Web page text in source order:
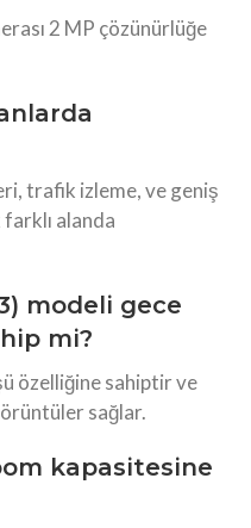
2 MP çözünürlüğe
trafik izleme, ve geniş
alanda
modeli gece
mi?
özelliğine sahiptir ve
sağlar.
kapasitesine